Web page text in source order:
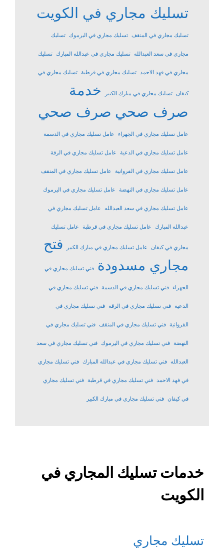
تسليك مجاري في الكويت
تسليك مجاري في المنقف تسليك مجاري في اليرموك تسليك
مجاري في سعد العبدالله تسليك مجاري في عبدالله المبارك تسليك
مجاري في فهد الاحمد تسليك مجاري في قرطبة تسليك مجاري في
كيفان تسليك مجاري في مبارك الكبير
خدمة
صرف صحي صرف صحي
عامل تسليك مجاري في الجهراء عامل تسليك مجاري في الدسمة
عامل تسليك مجاري في الدعية عامل تسليك مجاري في الرقة
عامل تسليك مجاري في الفروانية عامل تسليك مجاري في المنقف
عامل تسليك مجاري في النهضة عامل تسليك مجاري في اليرموك
عامل تسليك مجاري في سعد العبدالله عامل تسليك مجاري في
عبدالله المبارك عامل تسليك مجاري في قرطبة عامل تسليك
مجاري في كيفان عامل تسليك مجاري في مبارك الكبير
فتح
مجاري مسدودة
فني تسليك مجاري في
الجهراء فني تسليك مجاري في الدسمة فني تسليك مجاري في
الدعية فني تسليك مجاري في الرقة فني تسليك مجاري في
الفروانية فني تسليك مجاري في المنقف فني تسليك مجاري في
النهضة فني تسليك مجاري في اليرموك فني تسليك مجاري في سعد
العبدالله فني تسليك مجاري في عبدالله المبارك فني تسليك مجاري
في فهد الاحمد فني تسليك مجاري في قرطبة فني تسليك مجاري
في كيفان فني تسليك مجاري في مبارك الكبير
خدمات تسليك المجاري في
الكويت
تسليك مجاري